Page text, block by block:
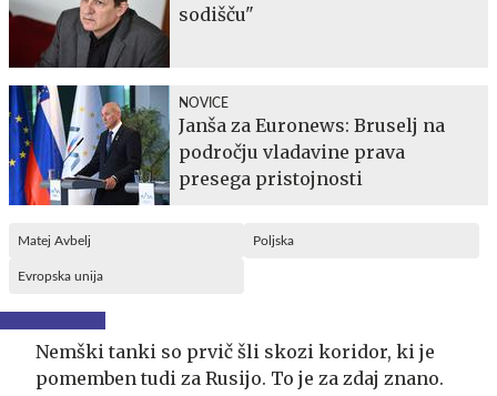
sodišču"
NOVICE
Janša za Euronews: Bruselj na
področju vladavine prava
presega pristojnosti
Matej Avbelj Poljska
Evropska unija
Nemški tanki so prvič šli skozi koridor, ki je
pomemben tudi za Rusijo. To je za zdaj znano.